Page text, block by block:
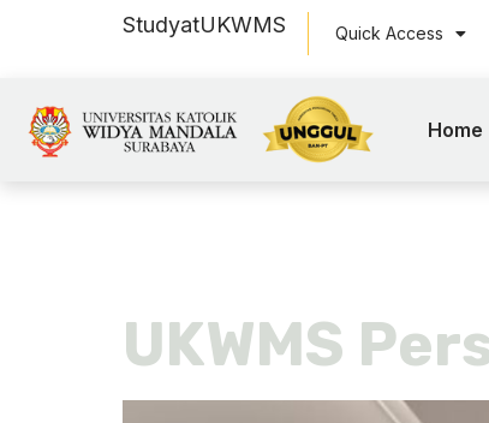
StudyatUKWMS Quick Access
Home
UKWMS